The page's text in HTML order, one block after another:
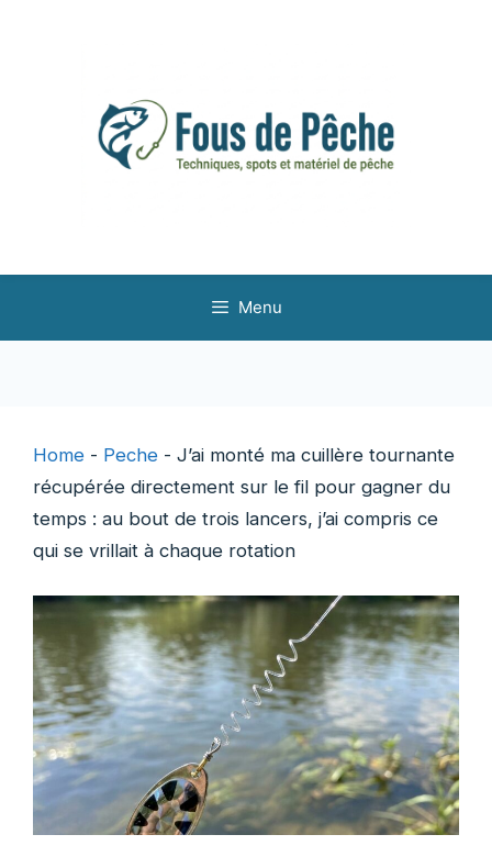
Menu
Home - Peche - J’ai monté ma cuillère tournante
récupérée directement sur le fil pour gagner du
temps : au bout de trois lancers, j’ai compris ce
qui se vrillait à chaque rotation